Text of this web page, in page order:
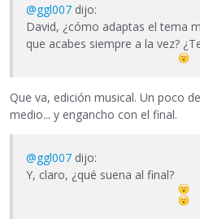
@ggl007 dijo:
David, ¿cómo adaptas el tema
que acabes siempre a la vez?
Que va, edición musical. Un poco
medio... y engancho con el final.
@ggl007 dijo:
Y, claro, ¿qué suena al final?